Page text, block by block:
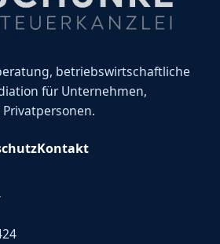
betriebswirtschaftliche
für Unternehmen,
Kontakt